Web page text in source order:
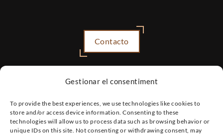
Gestionar el consentiment
To provide the best experiences, we use technologies like cookies to
store and/or access device information. Consenting to these
technologies will allow us to process data such as browsing behavior or
unique IDs on this site. Not consenting or withdrawing consent, may
Contacto